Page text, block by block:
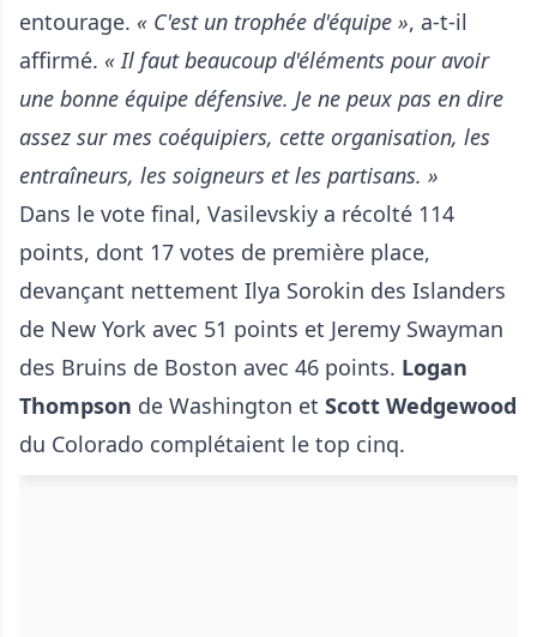
entourage. « C'est un trophée d'équipe », a-t-il
affirmé. « Il faut beaucoup d'éléments pour avoir
une bonne équipe défensive. Je ne peux pas en dire
assez sur mes coéquipiers, cette organisation, les
entraîneurs, les soigneurs et les partisans. »
Dans le vote final, Vasilevskiy a récolté 114
points, dont 17 votes de première place,
devançant nettement Ilya Sorokin des Islanders
de New York avec 51 points et Jeremy Swayman
des Bruins de Boston avec 46 points. Logan
Thompson de Washington et Scott Wedgewood
du Colorado complétaient le top cinq.